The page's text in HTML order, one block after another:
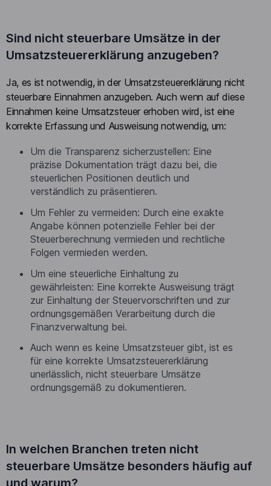
Sind nicht steuerbare Umsätze in der
Umsatzsteuererklärung anzugeben?
Ja, es ist notwendig, in der Umsatzsteuererklärung nicht
steuerbare Einnahmen anzugeben. Auch wenn auf diese
Einnahmen keine Umsatzsteuer erhoben wird, ist eine
korrekte Erfassung und Ausweisung notwendig, um:
Um die Transparenz sicherzustellen: Eine
präzise Dokumentation trägt dazu bei, die
steuerlichen Positionen deutlich und
verständlich zu präsentieren.
Um Fehler zu vermeiden: Durch eine exakte
Angabe können potenzielle Fehler bei der
Steuerberechnung vermieden und rechtliche
Folgen vermieden werden.
Um eine steuerliche Einhaltung zu
gewährleisten: Eine korrekte Ausweisung trägt
zur Einhaltung der Steuervorschriften und zur
ordnungsgemäßen Verarbeitung durch die
Finanzverwaltung bei.
Auch wenn es keine Umsatzsteuer gibt, ist es
für eine korrekte Umsatzsteuererklärung
unerlässlich, nicht steuerbare Umsätze
ordnungsgemäß zu dokumentieren.
In welchen Branchen treten nicht
steuerbare Umsätze besonders häufig auf